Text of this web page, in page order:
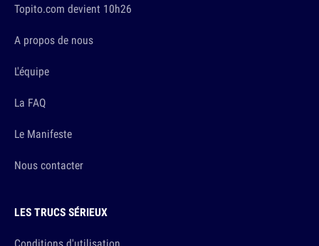
Topito.com devient 10h26
A propos de nous
L'équipe
La FAQ
Le Manifeste
Nous contacter
LES TRUCS SÉRIEUX